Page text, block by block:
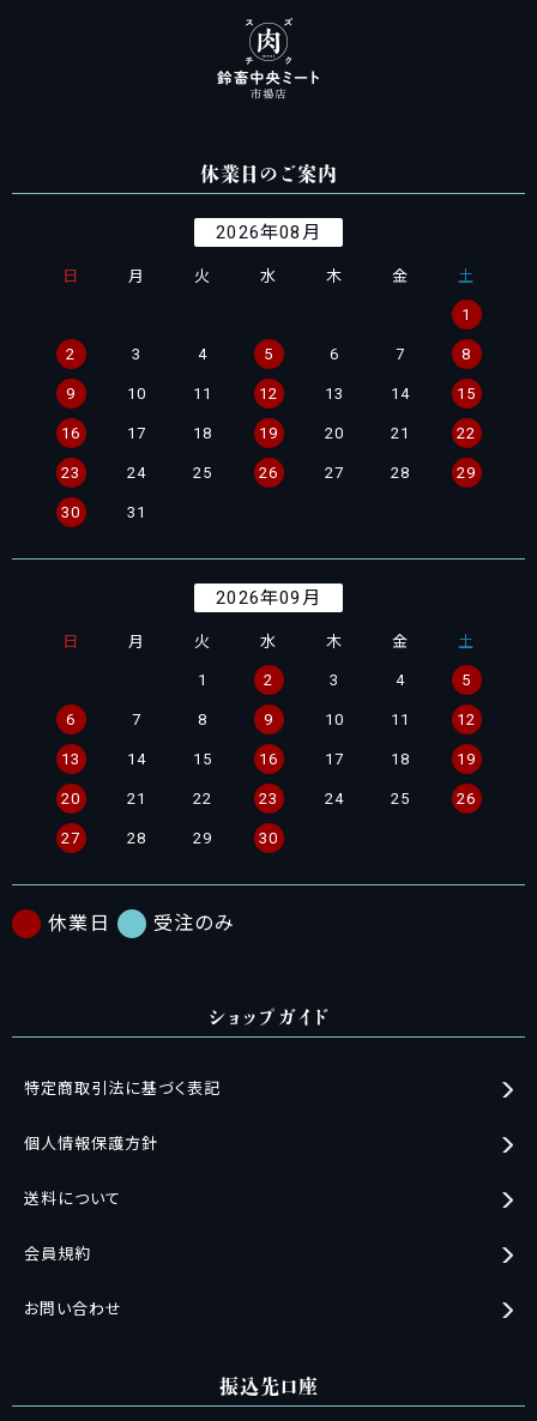
休業日のご案内
2026年08月
日 月 火 水 木 金 土
1
2 3 4 5 6 7 8
9 10 11 12 13 14 15
16 17 18 19 20 21 22
23 24 25 26 27 28 29
30 31
2026年09月
日 月 火 水 木 金 土
1 2 3 4 5
6 7 8 9 10 11 12
13 14 15 16 17 18 19
20 21 22 23 24 25 26
27 28 29 30
休業日 受注のみ
ショップガイド
特定商取引法に基づく表記
個人情報保護方針
送料について
会員規約
お問い合わせ
振込先口座